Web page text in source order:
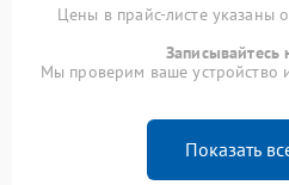
Цены в прайс-листе указаны
Записывайтесь
Мы проверим ваше устройство
Показать